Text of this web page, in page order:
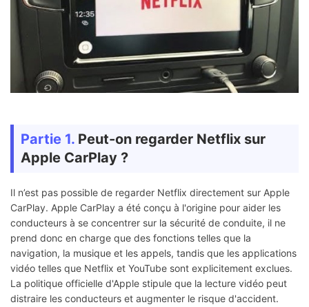
Partie 1. Peut-on regarder Netflix sur
Apple CarPlay ?
Il n’est pas possible de regarder Netflix directement sur Apple
CarPlay. Apple CarPlay a été conçu à l'origine pour aider les
conducteurs à se concentrer sur la sécurité de conduite, il ne
prend donc en charge que des fonctions telles que la
navigation, la musique et les appels, tandis que les applications
vidéo telles que Netflix et YouTube sont explicitement exclues.
La politique officielle d'Apple stipule que la lecture vidéo peut
distraire les conducteurs et augmenter le risque d'accident.